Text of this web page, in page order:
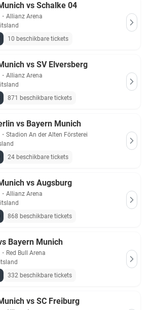
vs Schalke 04
・ Allianz Arena
10 beschikbare tickets
vs SV Elversberg
・ Allianz Arena
871 beschikbare tickets
vs Bayern Munich
・ Stadion An der Alten Försterei
24 beschikbare tickets
vs Augsburg
・ Allianz Arena
868 beschikbare tickets
Bayern Munich
・ Red Bull Arena
332 beschikbare tickets
vs SC Freiburg